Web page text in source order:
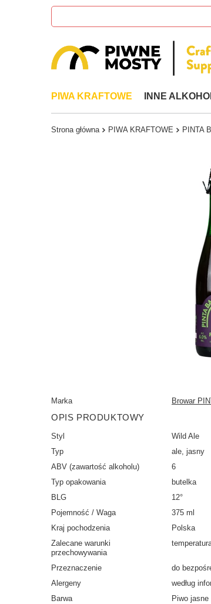
PIWA KRAFTOWE INNE
Strona główna PIWA KRAFTOWE PINTA
Marka Browar
OPIS PRODUKTOWY
Styl
Wild Ale
Typ
ale, jasny
ABV (zawartość alkoholu)
6
Typ opakowania
butelka
BLG
12°
Pojemność / Waga
375 ml
Kraj pochodzenia
Polska
Zalecane warunki
przechowywania
Przeznaczenie
do
Alergeny
według
Barwa
Piwo jasne